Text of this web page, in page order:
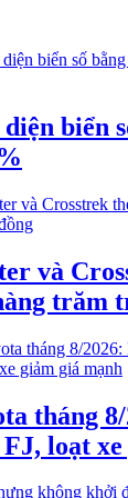
biển
và
trăm
tháng
loạt xe